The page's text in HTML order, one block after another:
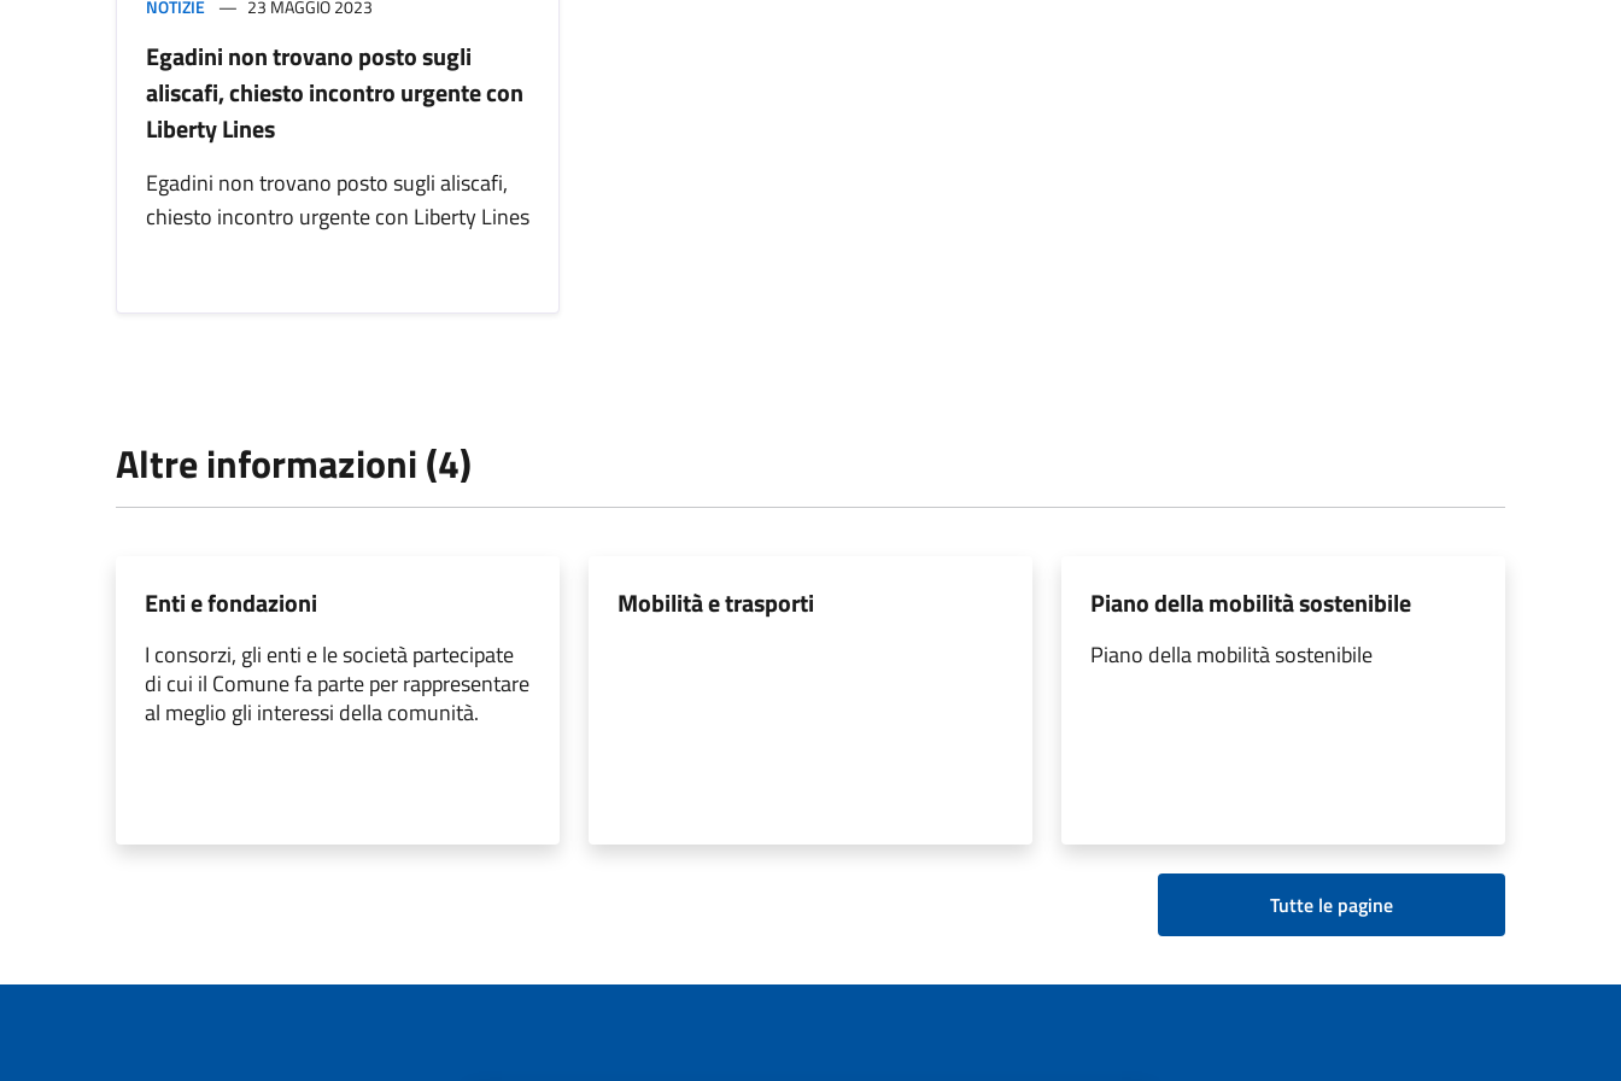
NOTIZIE 23 MAGGIO 2023
Egadini non trovano posto sugli
aliscafi, chiesto incontro urgente con
Liberty Lines
Egadini non trovano posto sugli aliscafi,
chiesto incontro urgente con Liberty Lines
Altre informazioni (4)
Enti e fondazioni
I consorzi, gli enti e le società partecipate
di cui il Comune fa parte per rappresentare
al meglio gli interessi della comunità.
Mobilità e trasporti Piano della mobilità sostenibile
Piano della mobilità sostenibile
Tutte le pagine